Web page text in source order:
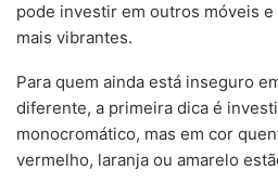
pode investir em outros móveis
mais vibrantes.
Para quem ainda está inseguro
diferente, a primeira dica é
monocromático, mas em cor
vermelho, laranja ou amarelo